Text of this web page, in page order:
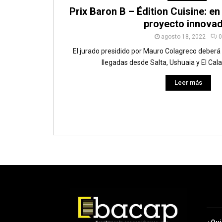
Prix Baron B – Édition Cuisine:
proyecto
agosto 18, 2022 0
El jurado presidido por Mauro Colagreco
llegadas desde Salta, Ushuaia y El
Leer más